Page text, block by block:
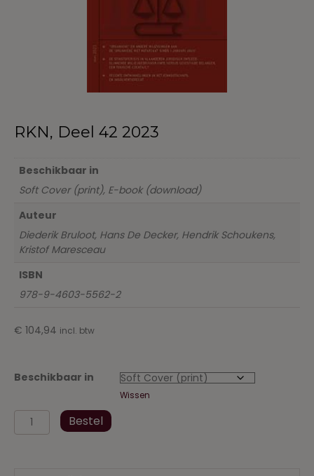
RKN, Deel 42 2023
Beschikbaar in
Soft Cover (print), E-book (download)
Auteur
Diederik Bruloot, Hans De Decker, Hendrik Schoukens,
Kristof Maresceau
ISBN
978-9-4603-5562-2
€ 104,94 incl. btw
Beschikbaar in
Wissen
RKN,
Deel
Bestel